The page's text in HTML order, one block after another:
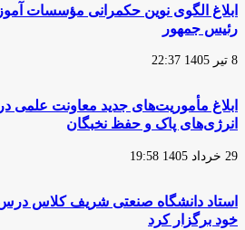
ابلاغ الگوی نوین حکمرانی مؤسسات
رئیس جمهور
8 تیر 1405 22:37
ابلاغ مأموریت‌های جدید معاونت
انرژی‌های پاک و حفظ نخبگان
29 خرداد 1405 19:58
استاد دانشگاه صنعتی شریف کلاس
خود برگزار کرد